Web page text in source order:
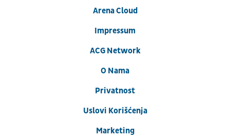
Arena Cloud
Impressum
ACG Network
O Nama
Privatnost
Uslovi Korišćenja
Marketing